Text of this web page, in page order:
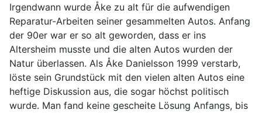
Irgendwann wurde Åke zu alt für die aufwendigen
Reparatur-Arbeiten seiner gesammelten Autos. Anfang
der 90er war er so alt geworden, dass er ins
Altersheim musste und die alten Autos wurden der
Natur überlassen. Als Åke Danielsson 1999 verstarb,
löste sein Grundstück mit den vielen alten Autos eine
heftige Diskussion aus, die sogar höchst politisch
wurde. Man fand keine gescheite Lösung Anfangs, bis